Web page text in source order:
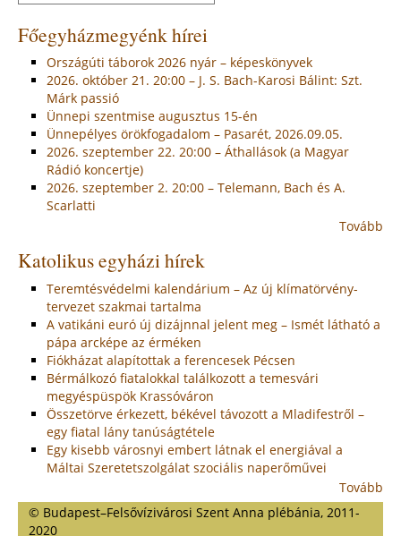
Főegyházmegyénk hírei
Országúti táborok 2026 nyár – képeskönyvek
2026. október 21. 20:00 – J. S. Bach-Karosi Bálint: Szt.
Márk passió
Ünnepi szentmise augusztus 15-én
Ünnepélyes örökfogadalom – Pasarét, 2026.09.05.
2026. szeptember 22. 20:00 – Áthallások (a Magyar
Rádió koncertje)
2026. szeptember 2. 20:00 – Telemann, Bach és A.
Scarlatti
Tovább
Katolikus egyházi hírek
Teremtésvédelmi kalendárium – Az új klímatörvény-
tervezet szakmai tartalma
A vatikáni euró új dizájnnal jelent meg – Ismét látható a
pápa arcképe az érméken
Fiókházat alapítottak a ferencesek Pécsen
Bérmálkozó fiatalokkal találkozott a temesvári
megyéspüspök Krassóváron
Összetörve érkezett, békével távozott a Mladifestről –
egy fiatal lány tanúságtétele
Egy kisebb városnyi embert látnak el energiával a
Máltai Szeretetszolgálat szociális naperőművei
Tovább
© Budapest–Felsővízivárosi Szent Anna plébánia, 2011-
2020